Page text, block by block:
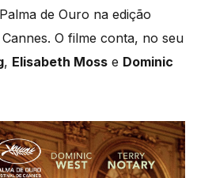
de Ouro na edição
O filme conta, no seu
, Elisabeth Moss e Dominic